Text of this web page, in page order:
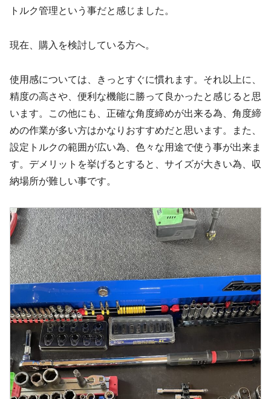
トルク管理という事だと感じました。
現在、購入を検討している方へ。
使用感については、きっとすぐに慣れます。それ以上に、
精度の高さや、便利な機能に勝って良かったと感じると思
います。この他にも、正確な角度締めが出来る為、角度締
めの作業が多い方はかなりおすすめだと思います。また、
設定トルクの範囲が広い為、色々な用途で使う事が出来ま
す。デメリットを挙げるとすると、サイズが大きい為、収
納場所が難しい事です。